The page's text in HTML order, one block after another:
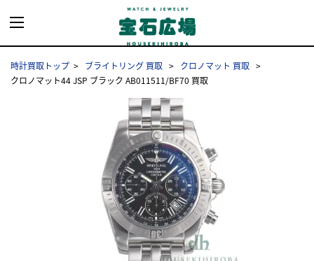
時計買取トップ ブライトリング 買取
クロノマット 買取
クロノマット44 JSP ブラック AB011511/BF70 買取